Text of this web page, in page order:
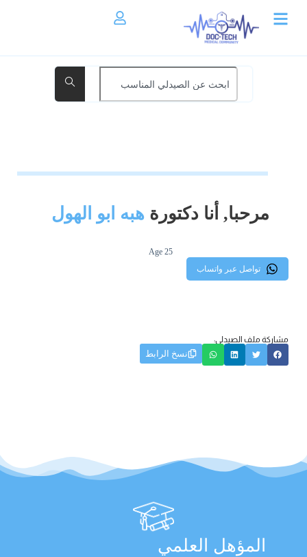
مرحبا, أنا دكتورة هبه ابو الهول
Age 25
تواصل عبر واتساب
مشاركة ملف الصيدلي:
نسخ الرابط
المؤهل العلمي